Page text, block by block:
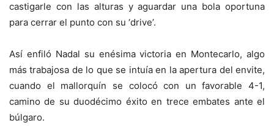
castigarle con las alturas y aguardar una bola oportuna
para cerrar el punto con su ‘drive’.
Así enfiló Nadal su enésima victoria en Montecarlo, algo
más trabajosa de lo que se intuía en la apertura del envite,
cuando el mallorquín se colocó con un favorable 4-1,
camino de su duodécimo éxito en trece embates ante el
búlgaro.